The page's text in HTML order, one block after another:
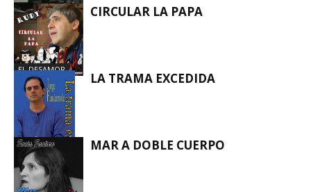
EL DESAMOR
EL DESAMOR
CIRCULAR LA PAPA
EL DESAMOR
LA TRAMA EXCEDIDA
MAR A DOBLE CUERPO